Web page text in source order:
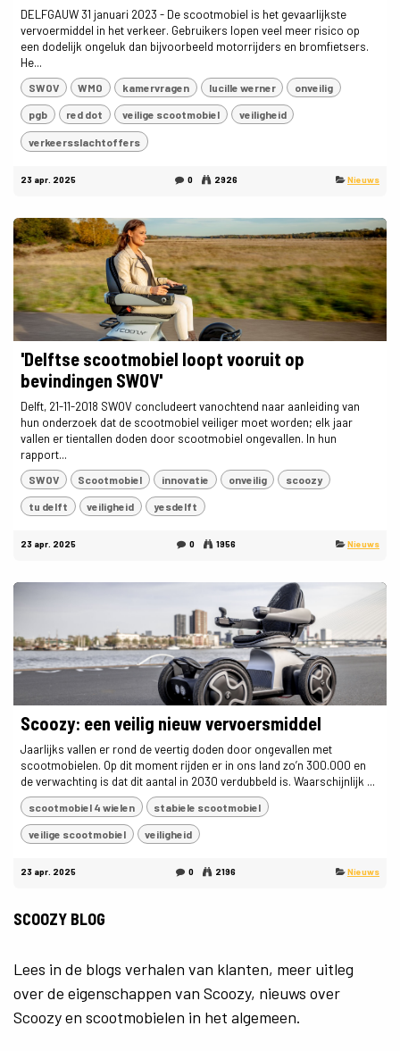
DELFGAUW 31 januari 2023 - De scootmobiel is het gevaarlijkste
vervoermiddel in het verkeer. Gebruikers lopen veel meer risico op
een dodelijk ongeluk dan bijvoorbeeld motorrijders en bromfietsers.
He...
SWOV WMO kamervragen lucille werner onveilig
pgb red dot veilige scootmobiel veiligheid
verkeersslachtoffers
23 apr. 2025 0 2926 Nieuws
'Delftse scootmobiel loopt vooruit op
bevindingen SWOV'
Delft, 21-11-2018 SWOV concludeert vanochtend naar aanleiding van
hun onderzoek dat de scootmobiel veiliger moet worden; elk jaar
vallen er tientallen doden door scootmobiel ongevallen. In hun
rapport...
SWOV Scootmobiel innovatie onveilig scoozy
tu delft veiligheid yesdelft
23 apr. 2025 0 1956 Nieuws
Scoozy: een veilig nieuw vervoersmiddel
Jaarlijks vallen er rond de veertig doden door ongevallen met
scootmobielen. Op dit moment rijden er in ons land zo’n 300.000 en
de verwachting is dat dit aantal in 2030 verdubbeld is. Waarschijnlijk ...
scootmobiel 4 wielen stabiele scootmobiel
veilige scootmobiel veiligheid
23 apr. 2025 0 2196 Nieuws
SCOOZY BLOG
Lees in de blogs verhalen van klanten, meer uitleg
over de eigenschappen van Scoozy, nieuws over
Scoozy en scootmobielen in het algemeen.